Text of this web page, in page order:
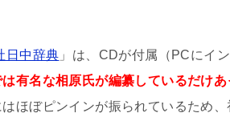
日中辞典 」は、CDが付属（PCにイ
有名な相原氏が編纂しているだけ
はほぼピンインが振られているため